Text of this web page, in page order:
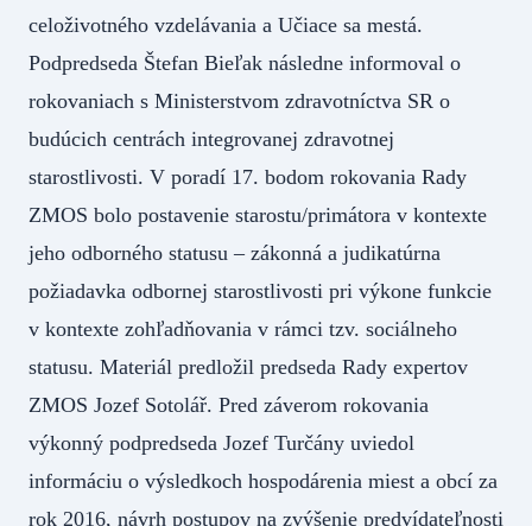
celoživotného vzdelávania a Učiace sa mestá.
Podpredseda Štefan Bieľak následne informoval o
rokovaniach s Ministerstvom zdravotníctva SR o
budúcich centrách integrovanej zdravotnej
starostlivosti. V poradí 17. bodom rokovania Rady
ZMOS bolo postavenie starostu/primátora v kontexte
jeho odborného statusu – zákonná a judikatúrna
požiadavka odbornej starostlivosti pri výkone funkcie
v kontexte zohľadňovania v rámci tzv. sociálneho
statusu. Materiál predložil predseda Rady expertov
ZMOS Jozef Sotolář. Pred záverom rokovania
výkonný podpredseda Jozef Turčány uviedol
informáciu o výsledkoch hospodárenia miest a obcí za
rok 2016, návrh postupov na zvýšenie predvídateľnosti